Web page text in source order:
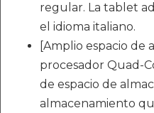
regular. La tablet
el idioma italiano.
[Amplio espacio de
procesador Quad-
de espacio de
almacenamiento